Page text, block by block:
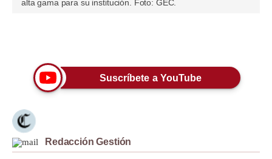
Viajes
Moda
Estilos
alta gama para su institución. Foto: GEC.
Suscríbete a YouTube
Redacción Gestión